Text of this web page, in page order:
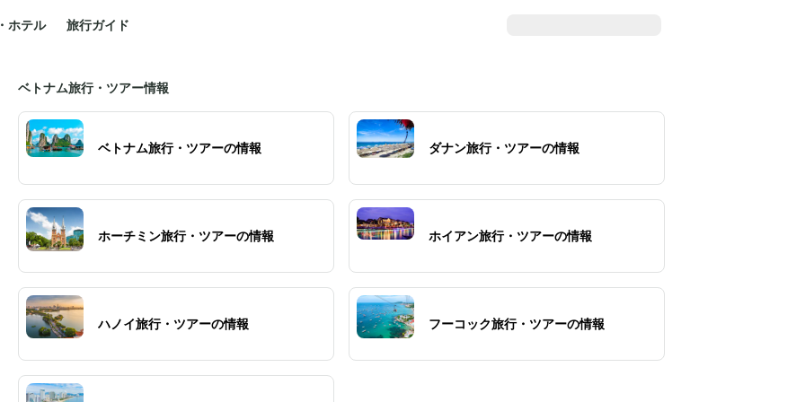
ホテル 旅行ガイド
ベトナム旅行・ツアー情報
ベトナム旅行・ツアーの情報 ダナン旅行・ツアーの情報
ホーチミン旅行・ツアーの情報 ホイアン旅行・ツアーの情報
ハノイ旅行・ツアーの情報 フーコック旅行・ツアーの情報